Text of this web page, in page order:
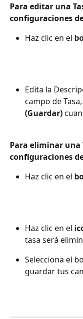
Para editar una
configuraciones
Haz clic en el
Edita la
campo de
(Guardar)
Para eliminar una
configuraciones
Haz clic en el
Haz clic en el
tasa será
Selecciona el
guardar tus